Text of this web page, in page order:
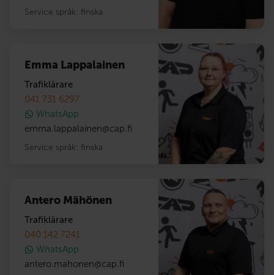
Service språk: finska
Emma Lappalainen
Trafiklärare
041 731 6297
WhatsApp
emma.lappalainen@cap.fi
Service språk: finska
Antero Mähönen
Trafiklärare
040 142 7241
WhatsApp
antero.mahonen@cap.fi